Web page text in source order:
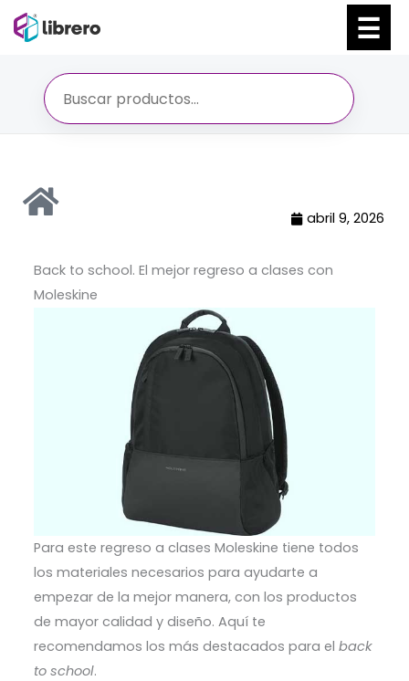
abril 9, 2026
Back to school. El mejor regreso a clases con
Moleskine
Para este regreso a clases Moleskine tiene todos
los materiales necesarios para ayudarte a
empezar de la mejor manera, con los productos
de mayor calidad y diseño. Aquí te
recomendamos los más destacados para el back
to school.